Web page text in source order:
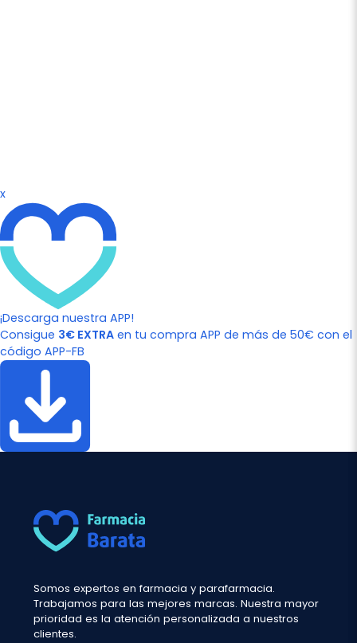
x
¡Descarga nuestra APP!
Consigue 3€ EXTRA en tu compra APP de más de 50€ con el
código APP-FB
Somos expertos en farmacia y parafarmacia.
Trabajamos para las mejores marcas. Nuestra mayor
prioridad es la atención personalizada a nuestros
clientes.